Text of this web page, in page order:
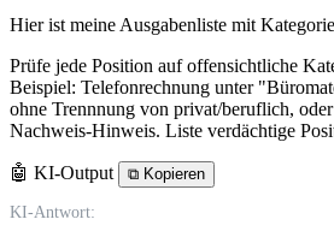
Hier ist meine Ausgabenliste mit
Prüfe jede Position auf offensichtliche
Beispiel: Telefonrechnung unter
ohne Trennnung von privat/beruflich,
Nachweis-Hinweis. Liste verdächtige
🤖 KI-Output ⧉ Kopieren
KI-Antwort: